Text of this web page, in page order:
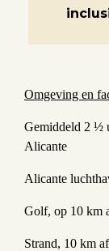
Omgeving en
Gemiddeld 2 ½
Alicante
Alicante
Golf, op 10 km
Strand, 10 km